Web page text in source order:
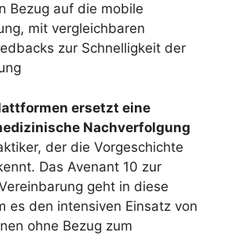
Bezug auf die mobile
mit vergleichbaren
zur Schnelligkeit der
ersetzt eine
Nachverfolgung
der die Vorgeschichte
Das Avenant 10 zur
geht in diese
es den intensiven Einsatz von
ohne Bezug zum